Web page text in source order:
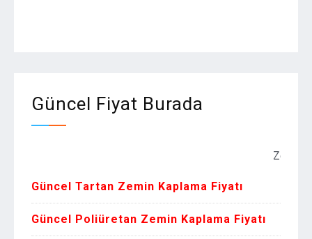
Güncel Fiyat Burada
Zemin
Güncel Tartan Zemin Kaplama Fiyatı
Güncel Poliüretan Zemin Kaplama Fiyatı